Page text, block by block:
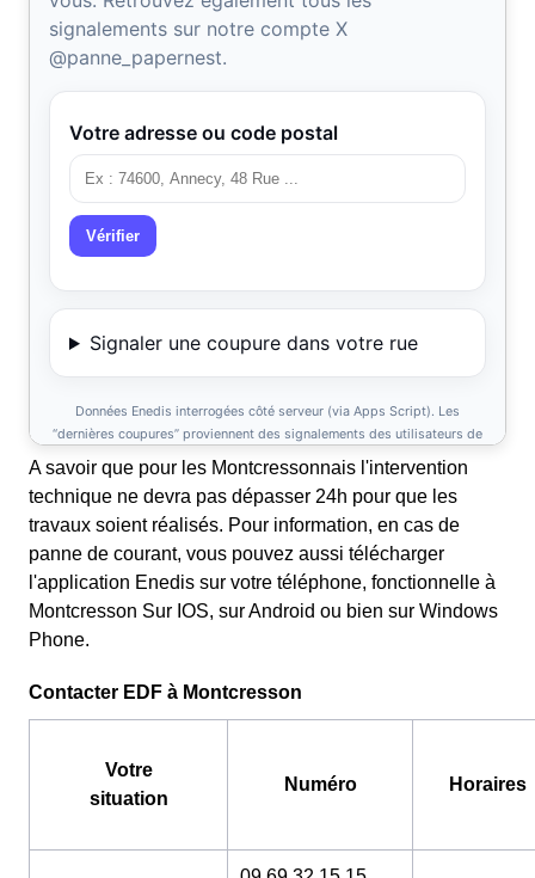
A savoir que pour les Montcressonnais l'intervention
technique ne devra pas dépasser 24h pour que les
travaux soient réalisés. Pour information, en cas de
panne de courant, vous pouvez aussi télécharger
l'application Enedis sur votre téléphone, fonctionnelle à
Montcresson Sur IOS, sur Android ou bien sur Windows
Phone.
Contacter EDF à Montcresson
Votre
situation
Numéro Horaires